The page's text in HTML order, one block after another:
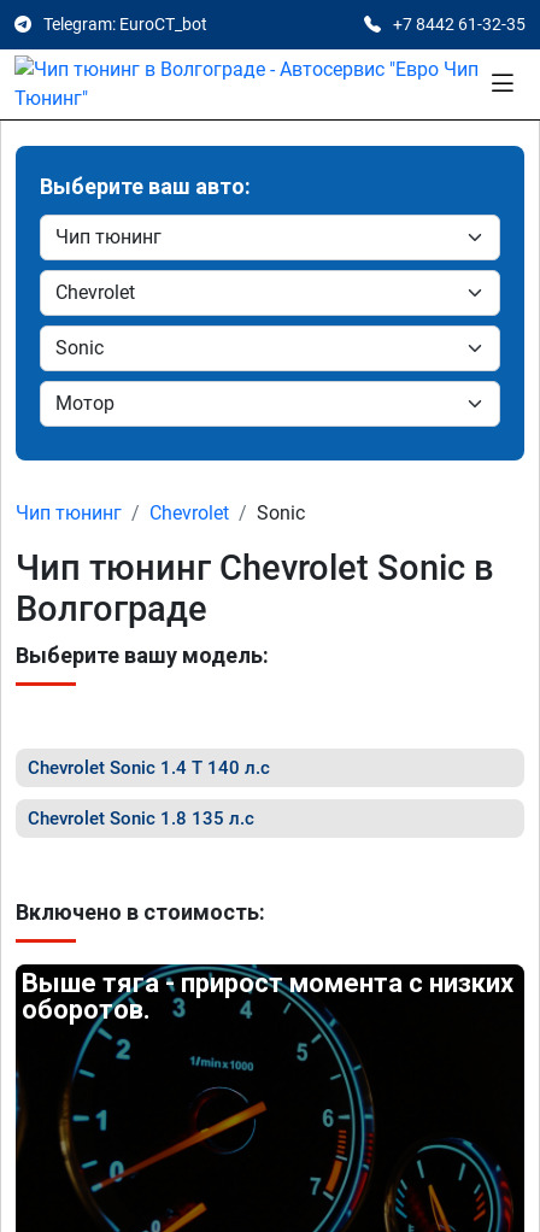
Telegram: EuroCT_bot +7 8442 61-32-35
Выберите ваш авто:
Чип тюнинг Chevrolet Sonic
Чип тюнинг Chevrolet Sonic в
Волгограде
Выберите вашу модель:
Chevrolet Sonic 1.4 T 140 л.с
Chevrolet Sonic 1.8 135 л.с
Включено в стоимость:
Выше тяга - прирост момента с низких
оборотов.